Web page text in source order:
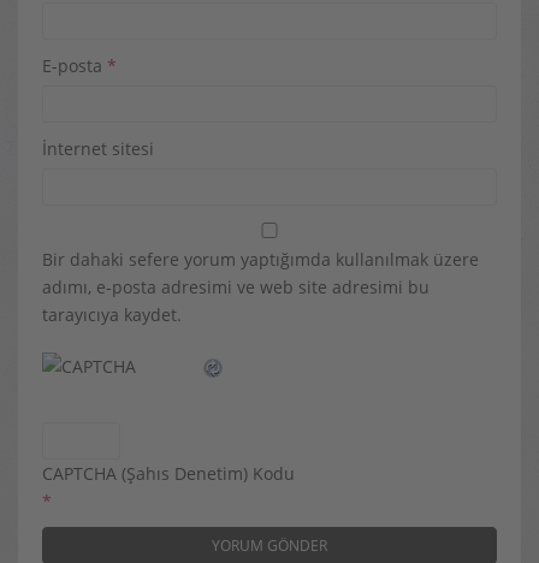
E-posta *
İnternet sitesi
Bir dahaki sefere yorum yaptığımda kullanılmak üzere
adımı, e-posta adresimi ve web site adresimi bu
tarayıcıya kaydet.
CAPTCHA (Şahıs Denetim) Kodu
*